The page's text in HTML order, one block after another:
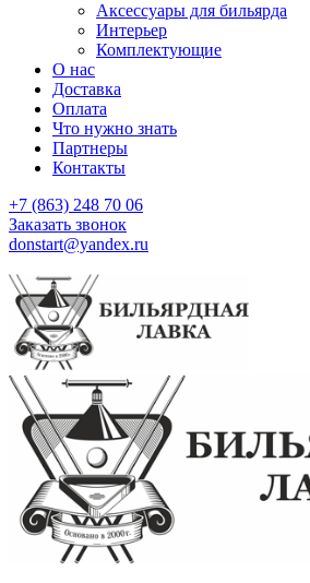
Аксессуары для бильярда
Интерьер
Комплектующие
О нас
Доставка
Оплата
Что нужно знать
Партнеры
Контакты
+7 (863) 248 70 06
Заказать звонок
donstart@yandex.ru